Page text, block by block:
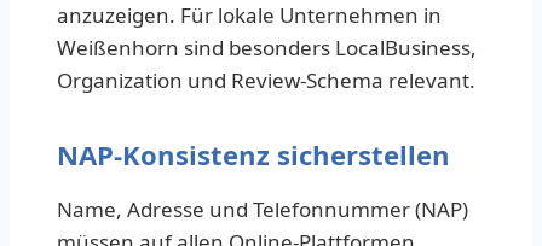
anzuzeigen. Für lokale Unternehmen in
Weißenhorn sind besonders LocalBusiness,
Organization und Review-Schema relevant.
NAP-Konsistenz sicherstellen
Name, Adresse und Telefonnummer (NAP)